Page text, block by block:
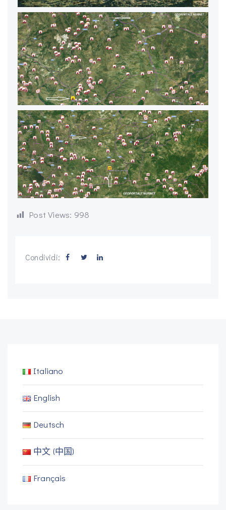
Post Views: 998
Condividi:
Italiano
English
Deutsch
中文 (中国)
Français